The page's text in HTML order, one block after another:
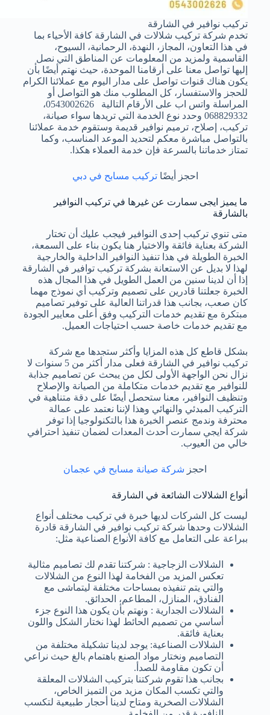
تركيب نوافير في الشارقة
تخدم شركة تركيب شلالات في الشارقة كافة الأحياء بما
في هذا التعاون، المجاز، النهدة، الرحمانية، السيوح،
القاسمية ولمزيد من المعلومات عن المناطق التي نصل
إليها تواصل معنا على أرقامنا الموحدة، حيث نهتم أيضًا بأن
يكون هناك قنوات تواصل على مدار اليوم مع عملائنا الكرام
للحجز والاستفسار، كل المطلوب منك هو التواصل أو
المراسلة واتس اب على الأرقام التالية 0543002626،
068829332 وحدد نوع الخدمة التي تريدها سواء صيانة،
تركيب، إصلاح، ترميم نوافير قديمة وستقوم خدمة عملائنا
بالتواصل مباشرة معكم لتحديد الموعد المناسب، وكما
تمتاز خدماتنا بالسرعة فإن خدمة العملاء هكذا.
احجز أيضًاتركيب مسابح في دبي
ما يميز ايجى سمارت عن غيرها في تركيب النوافير
بالشارقة
متى تنوي تركيب إحدى النوافير فيجب عليك أن تختار
الشركة بعناية فائقة والاختيار هنا يكون بناء على السمعة،
الخبرة الطويلة في هذا تنفيذ النوافير الداخلية والخارجية
لهذا لا بديل عن الاستعانة بشركة تركيب توافير في الشارقة
إذا أن لدينا سنين من العمل الطويل في هذا المجال هذه
الخبرة جعلتنا قادرين على تصميم وتركيب أي نموذج مهما
كان صعب، بجانب هذا قدراتنا العالية على توفير تصاميم
مبتكرة مع تقديم خدمات التركيب وفق أعلى معايير الجودة
مع تقديم خدمات خاصة حسب احتياجات العميل.
بشكل قاطع كل هذه المزايا وأكثر ستجدها مع شركة
تركيب نوافير في الشارقة فعلى مدار أكثر من 5 سنوات لا
نزال نحن الواجهة الأولى لكل من يبحث عن تصاميم جذابة
للنوافير مع تقديم خدمات متكاملة من الصيانة والإصلاح
وتنظيف النوافير، معنا ستحصل أيضًا على دقة متناهية في
التركيب المبدئي والنهائي وهذا لإننا نعتمد على عمالة
محترفة وندمج عنصر الخبرة هذا بالتكنولوجيا إذا توفر
شركة ايجي سمارت أحدث المعدات لضمان تنفيذ احترافي
خالي من العيوب.
احجز شركة صيانة مسابح في عجمان
أنواع الشلالات الشائعة في الشارقة
ليست كل الشركات لديها خبرة في تركيب مختلف أنواع
الشلالات وحدها شركة تركيب نوافير في الشارقة قادرة
ببراعة على التعامل مع كافة الأنواع الصناعية مثل:
الشلالات الزجاجية : شركتنا تقدم لك تصاميم مثالية
تعكس المزيد من الفخامة لهذا النوع من الشلالات
والتي يتم تنفيذه بمساحات مختلفة ليتماشى مع
الفنادق، المنازل، المطاعم، الحدائق.
الشلالات الجدارية : ونهتم بأن يكون هذا النوع جزء
أساسي من تصميم الحائط لهذا نختار الشكل واللون
بعناية فائقة.
الشلالات الصناعية: يوجد لدينا تشكيلة مختلفة من
التصاميم ونختار مواد الصنع باهتمام بالغ حيث نراعي
أن تكون مقاومة للصدأ.
بجانب هذا تقوم شركتنا بتركيب الشلالات المعلقة
والتي تكسب المكان مزيد من التميز الخاص،
الشلالات الصخرية ومتاح لدينا أحجار طبيعية لتكسب